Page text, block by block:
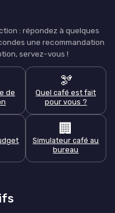
: répondez à quelques
une recommandation
servez-vous !
de
🫘
Quel café est fait
pour vous ?
🏢
Simulateur café au
bureau